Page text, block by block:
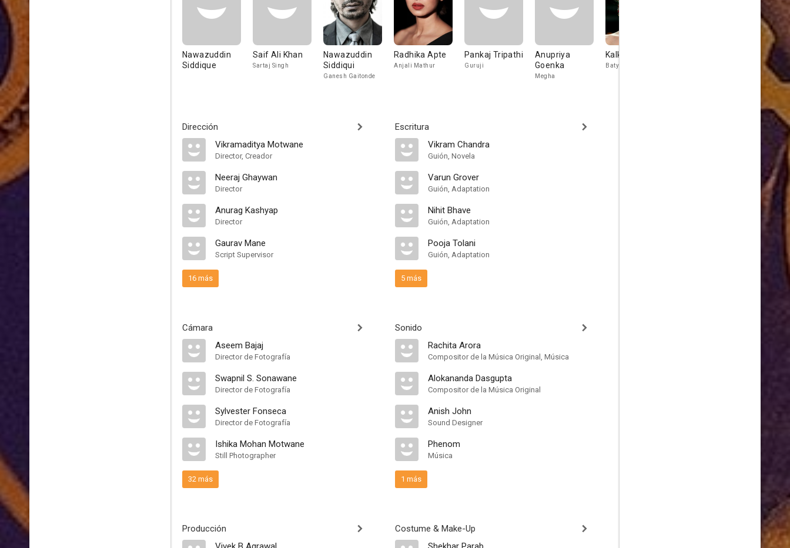
Nawazuddin
Siddique
Saif Ali Khan
Sartaj Singh
Nawazuddin
Siddiqui
Ganesh Gaitonde
Radhika Apte
Anjali Mathur
Pankaj Tripathi
Guruji
Anupriya
Goenka
Megha
Kalki Koechlin
Batya Abelman
Tripathy
Dirección
Vikramaditya Motwane
Director, Creador
Neeraj Ghaywan
Director
Anurag Kashyap
Director
Gaurav Mane
Script Supervisor
16 más
Cámara
Aseem Bajaj
Director de Fotografía
Swapnil S. Sonawane
Director de Fotografía
Sylvester Fonseca
Director de Fotografía
Ishika Mohan Motwane
Still Photographer
32 más
Producción
Escritura
Vikram Chandra
Guión, Novela
Varun Grover
Guión, Adaptation
Nihit Bhave
Guión, Adaptation
Pooja Tolani
Guión, Adaptation
5 más
Sonido
Rachita Arora
Compositor de la Música Original, Música
Alokananda Dasgupta
Compositor de la Música Original
Anish John
Sound Designer
Phenom
Música
1 más
Costume & Make-Up